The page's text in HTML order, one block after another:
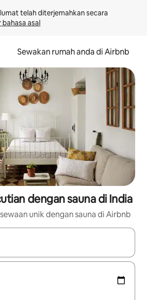
telah diterjemahkan secara
bahasa asal
Sewakan rumah anda di Airbnb
dengan sauna di India
unik dengan sauna di Airbnb
navigasi dengan kekunci anak panah